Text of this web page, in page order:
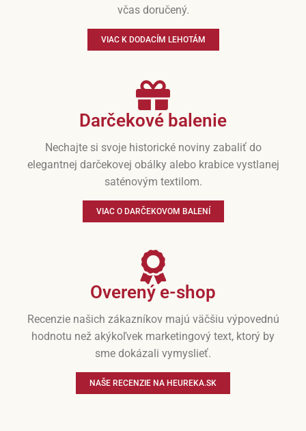
včas doručený.
VIAC K DODACÍM LEHOTÁM
Darčekové balenie
Nechajte si svoje historické noviny zabaliť do
elegantnej darčekovej obálky alebo krabice vystlanej
saténovým textilom.
VIAC O DARČEKOVOM BALENÍ
Overený e-shop
Recenzie našich zákazníkov majú väčšiu výpovednú
hodnotu než akýkoľvek marketingový text, ktorý by
sme dokázali vymyslieť.
NAŠE RECENZIE NA HEUREKA.SK